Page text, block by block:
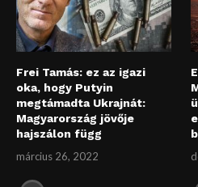
Frei Tamás: ez az igazi
oka, hogy Putyin
megtámadta Ukrajnát:
Magyarország jövője
hajszálon függ
március 26, 2022